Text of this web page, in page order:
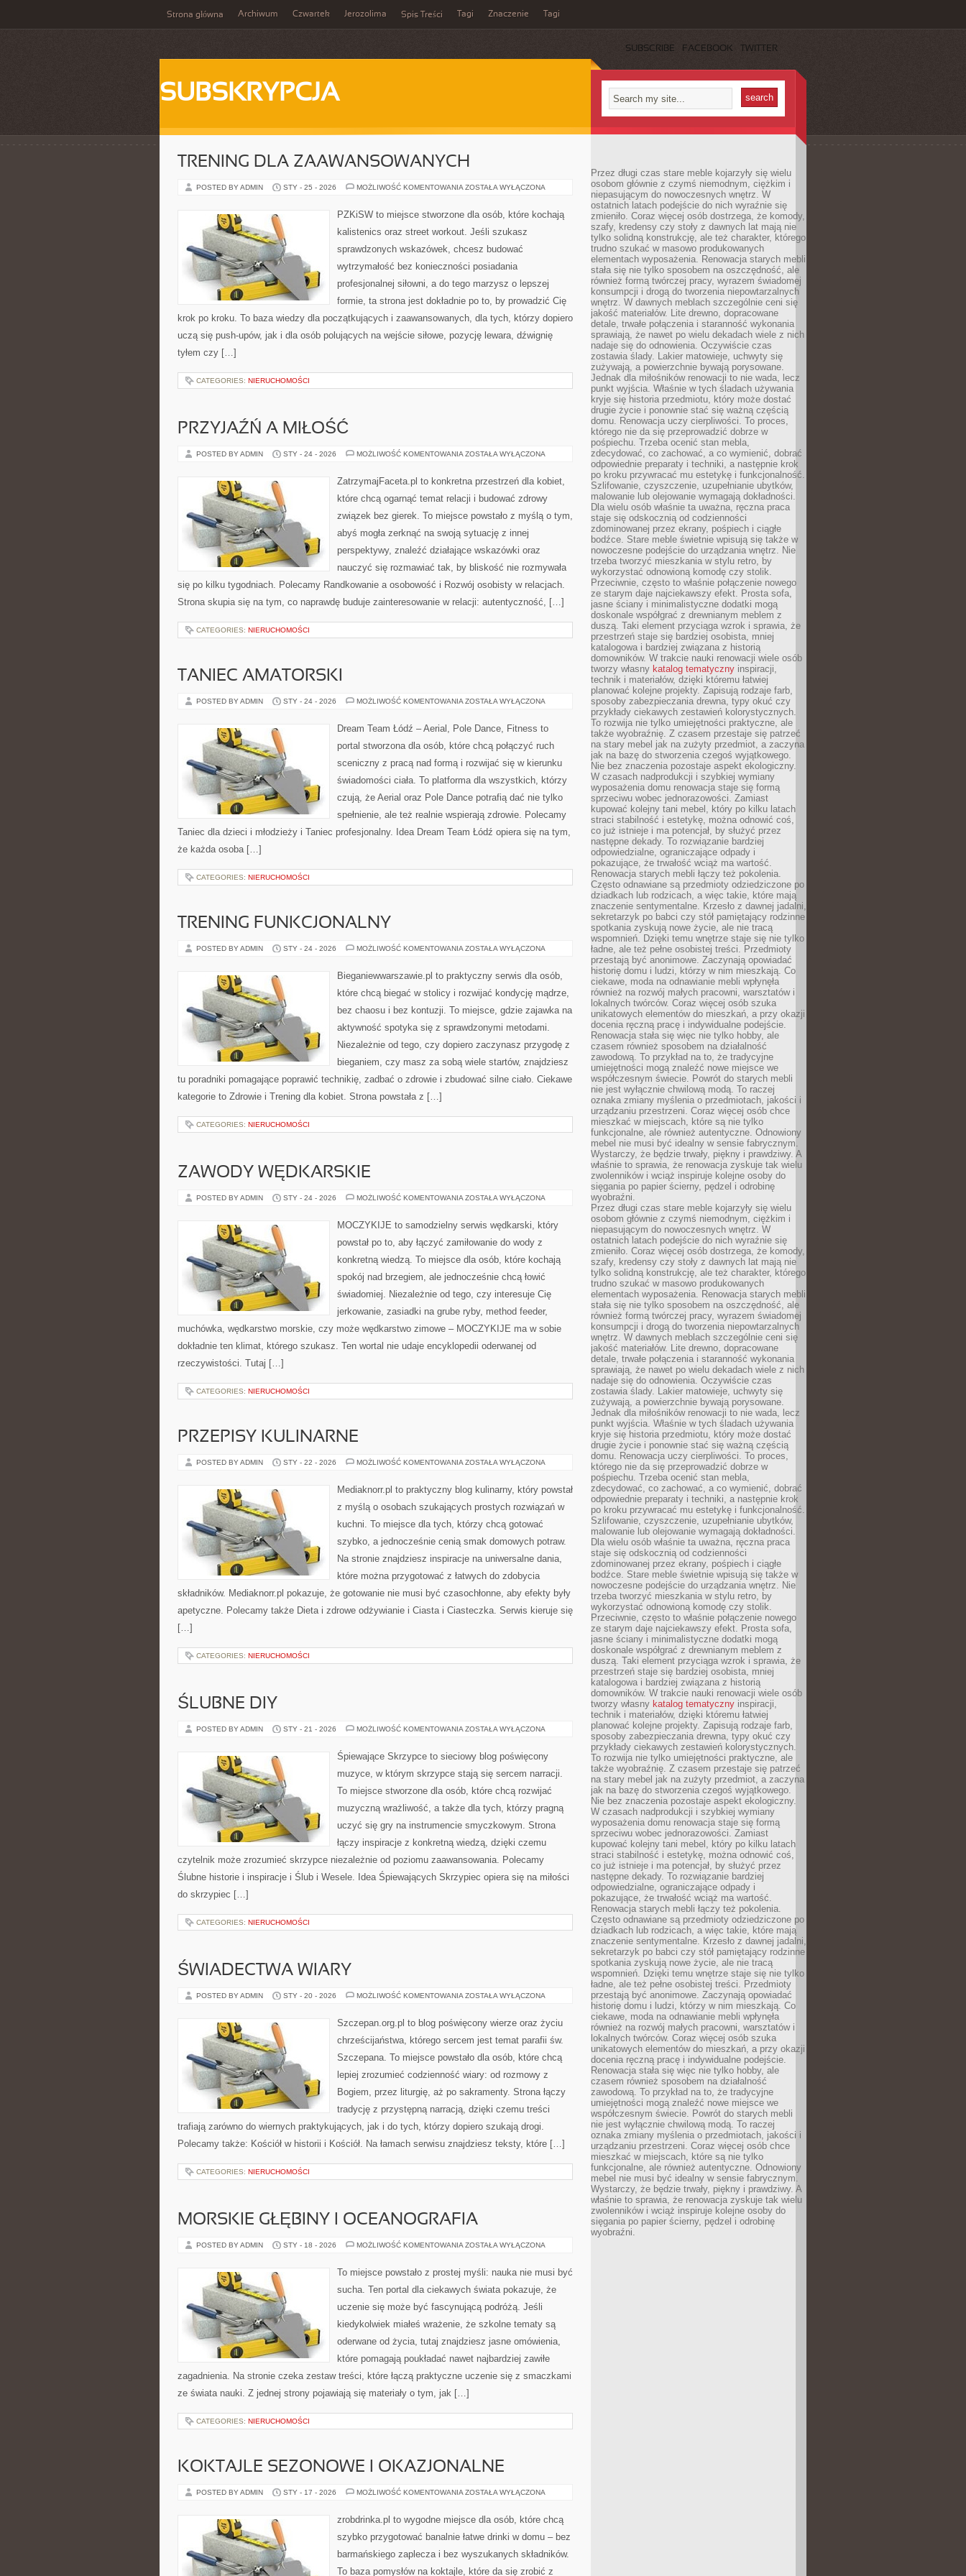
Strona główna Archiwum Czwartek Jerozolima Spis Treści Tagi Znaczenie Tagi
SUBSCRIBE FACEBOOK TWITTER
SUBSKRYPCJA
TRENING DLA ZAAWANSOWANYCH
POSTED BY ADMIN STY - 25 - 2026 MOŻLIWOŚĆ KOMENTOWANIA TRENING
ZOSTAŁA WYŁĄCZONA
PZKiSW to miejsce stworzone dla osób, które kochają
kalistenics oraz street workout. Jeśli szukasz
sprawdzonych wskazówek, chcesz budować
wytrzymałość bez konieczności posiadania
profesjonalnej siłowni, a do tego marzysz o lepszej
formie, ta strona jest dokładnie po to, by prowadzić Cię
krok po kroku. To baza wiedzy dla początkujących i zaawansowanych, dla tych, którzy dopiero
uczą się push-upów, jak i dla osób polujących na wejście siłowe, pozycję lewara, dźwignię
tyłem czy […]
CATEGORIES: NIERUCHOMOŚCI
PRZYJAŹŃ A MIŁOŚĆ
POSTED BY ADMIN STY - 24 - 2026 MOŻLIWOŚĆ KOMENTOWANIA PRZYJAŹŃ
ZOSTAŁA WYŁĄCZONA
ZatrzymajFaceta.pl to konkretna przestrzeń dla kobiet,
które chcą ogarnąć temat relacji i budować zdrowy
związek bez gierek. To miejsce powstało z myślą o tym,
abyś mogła zerknąć na swoją sytuację z innej
perspektywy, znaleźć działające wskazówki oraz
nauczyć się rozmawiać tak, by bliskość nie rozmywała
się po kilku tygodniach. Polecamy Randkowanie a osobowość i Rozwój osobisty w relacjach.
Strona skupia się na tym, co naprawdę buduje zainteresowanie w relacji: autentyczność, […]
CATEGORIES: NIERUCHOMOŚCI
TANIEC AMATORSKI
POSTED BY ADMIN STY - 24 - 2026 MOŻLIWOŚĆ KOMENTOWANIA TANIEC
ZOSTAŁA WYŁĄCZONA
Dream Team Łódź – Aerial, Pole Dance, Fitness to
portal stworzona dla osób, które chcą połączyć ruch
sceniczny z pracą nad formą i rozwijać się w kierunku
świadomości ciała. To platforma dla wszystkich, którzy
czują, że Aerial oraz Pole Dance potrafią dać nie tylko
spełnienie, ale też realnie wspierają zdrowie. Polecamy
Taniec dla dzieci i młodzieży i Taniec profesjonalny. Idea Dream Team Łódź opiera się na tym,
że każda osoba […]
CATEGORIES: NIERUCHOMOŚCI
TRENING FUNKCJONALNY
POSTED BY ADMIN STY - 24 - 2026 MOŻLIWOŚĆ KOMENTOWANIA TRENING
ZOSTAŁA WYŁĄCZONA
Bieganiewwarszawie.pl to praktyczny serwis dla osób,
które chcą biegać w stolicy i rozwijać kondycję mądrze,
bez chaosu i bez kontuzji. To miejsce, gdzie zajawka na
aktywność spotyka się z sprawdzonymi metodami.
Niezależnie od tego, czy dopiero zaczynasz przygodę z
bieganiem, czy masz za sobą wiele startów, znajdziesz
tu poradniki pomagające poprawić technikię, zadbać o zdrowie i zbudować silne ciało. Ciekawe
kategorie to Zdrowie i Trening dla kobiet. Strona powstała z […]
CATEGORIES: NIERUCHOMOŚCI
ZAWODY WĘDKARSKIE
POSTED BY ADMIN STY - 24 - 2026 MOŻLIWOŚĆ KOMENTOWANIA ZAWODY
ZOSTAŁA WYŁĄCZONA
MOCZYKIJE to samodzielny serwis wędkarski, który
powstał po to, aby łączyć zamiłowanie do wody z
konkretną wiedzą. To miejsce dla osób, które kochają
spokój nad brzegiem, ale jednocześnie chcą łowić
świadomiej. Niezależnie od tego, czy interesuje Cię
jerkowanie, zasiadki na grube ryby, method feeder,
muchówka, wędkarstwo morskie, czy może wędkarstwo zimowe – MOCZYKIJE ma w sobie
dokładnie ten klimat, którego szukasz. Ten wortal nie udaje encyklopedii oderwanej od
rzeczywistości. Tutaj […]
CATEGORIES: NIERUCHOMOŚCI
PRZEPISY KULINARNE
POSTED BY ADMIN STY - 22 - 2026 MOŻLIWOŚĆ KOMENTOWANIA PRZEPISY
ZOSTAŁA WYŁĄCZONA
Mediaknorr.pl to praktyczny blog kulinarny, który powstał
z myślą o osobach szukających prostych rozwiązań w
kuchni. To miejsce dla tych, którzy chcą gotować
szybko, a jednocześnie cenią smak domowych potraw.
Na stronie znajdziesz inspiracje na uniwersalne dania,
które można przygotować z łatwych do zdobycia
składników. Mediaknorr.pl pokazuje, że gotowanie nie musi być czasochłonne, aby efekty były
apetyczne. Polecamy także Dieta i zdrowe odżywianie i Ciasta i Ciasteczka. Serwis kieruje się
[…]
CATEGORIES: NIERUCHOMOŚCI
ŚLUBNE DIY
POSTED BY ADMIN STY - 21 - 2026 MOŻLIWOŚĆ KOMENTOWANIA ŚLUBNE
ZOSTAŁA WYŁĄCZONA
Śpiewające Skrzypce to sieciowy blog poświęcony
muzyce, w którym skrzypce stają się sercem narracji.
To miejsce stworzone dla osób, które chcą rozwijać
muzyczną wrażliwość, a także dla tych, którzy pragną
uczyć się gry na instrumencie smyczkowym. Strona
łączy inspiracje z konkretną wiedzą, dzięki czemu
czytelnik może zrozumieć skrzypce niezależnie od poziomu zaawansowania. Polecamy
Ślubne historie i inspiracje i Ślub i Wesele. Idea Śpiewających Skrzypiec opiera się na miłości
do skrzypiec […]
CATEGORIES: NIERUCHOMOŚCI
ŚWIADECTWA WIARY
POSTED BY ADMIN STY - 20 - 2026 MOŻLIWOŚĆ KOMENTOWANIA ŚWIADECTWA
ZOSTAŁA WYŁĄCZONA
Szczepan.org.pl to blog poświęcony wierze oraz życiu
chrześcijaństwa, którego sercem jest temat parafii św.
Szczepana. To miejsce powstało dla osób, które chcą
lepiej zrozumieć codzienność wiary: od rozmowy z
Bogiem, przez liturgię, aż po sakramenty. Strona łączy
tradycję z przystępną narracją, dzięki czemu treści
trafiają zarówno do wiernych praktykujących, jak i do tych, którzy dopiero szukają drogi.
Polecamy także: Kościół w historii i Kościół. Na łamach serwisu znajdziesz teksty, które […]
CATEGORIES: NIERUCHOMOŚCI
MORSKIE GŁĘBINY I OCEANOGRAFIA
POSTED BY ADMIN STY - 18 - 2026 MOŻLIWOŚĆ KOMENTOWANIA MORSKIE
OCEANOGRAFIA
ZOSTAŁA WYŁĄCZONA
To miejsce powstało z prostej myśli: nauka nie musi być
sucha. Ten portal dla ciekawych świata pokazuje, że
uczenie się może być fascynującą podróżą. Jeśli
kiedykolwiek miałeś wrażenie, że szkolne tematy są
oderwane od życia, tutaj znajdziesz jasne omówienia,
które pomagają poukładać nawet najbardziej zawiłe
zagadnienia. Na stronie czeka zestaw treści, które łączą praktyczne uczenie się z smaczkami
ze świata nauki. Z jednej strony pojawiają się materiały o tym, jak […]
CATEGORIES: NIERUCHOMOŚCI
KOKTAJLE SEZONOWE I OKAZJONALNE
POSTED BY ADMIN STY - 17 - 2026 MOŻLIWOŚĆ KOMENTOWANIA KOKTAJLE
OKAZJONALNE
ZOSTAŁA WYŁĄCZONA
zrobdrinka.pl to wygodne miejsce dla osób, które chcą
szybko przygotować banalnie łatwe drinki w domu – bez
barmańskiego zaplecza i bez wyszukanych składników.
To baza pomysłów na koktajle, które da się zrobić z
Przez długi czas stare meble kojarzyły się wielu
osobom głównie z czymś niemodnym, ciężkim i
niepasującym do nowoczesnych wnętrz. W
ostatnich latach podejście do nich wyraźnie się
zmieniło. Coraz więcej osób dostrzega, że komody,
szafy, kredensy czy stoły z dawnych lat mają nie
tylko solidną konstrukcję, ale też charakter, którego
trudno szukać w masowo produkowanych
elementach wyposażenia. Renowacja starych mebli
stała się nie tylko sposobem na oszczędność, ale
również formą twórczej pracy, wyrazem świadomej
konsumpcji i drogą do tworzenia niepowtarzalnych
wnętrz. W dawnych meblach szczególnie ceni się
jakość materiałów. Lite drewno, dopracowane
detale, trwałe połączenia i staranność wykonania
sprawiają, że nawet po wielu dekadach wiele z nich
nadaje się do odnowienia. Oczywiście czas
zostawia ślady. Lakier matowieje, uchwyty się
zużywają, a powierzchnie bywają porysowane.
Jednak dla miłośników renowacji to nie wada, lecz
punkt wyjścia. Właśnie w tych śladach używania
kryje się historia przedmiotu, który może dostać
drugie życie i ponownie stać się ważną częścią
domu. Renowacja uczy cierpliwości. To proces,
którego nie da się przeprowadzić dobrze w
pośpiechu. Trzeba ocenić stan mebla,
zdecydować, co zachować, a co wymienić, dobrać
odpowiednie preparaty i techniki, a następnie krok
po kroku przywracać mu estetykę i funkcjonalność.
Szlifowanie, czyszczenie, uzupełnianie ubytków,
malowanie lub olejowanie wymagają dokładności.
Dla wielu osób właśnie ta uważna, ręczna praca
staje się odskocznią od codzienności
zdominowanej przez ekrany, pośpiech i ciągłe
bodźce. Stare meble świetnie wpisują się także w
nowoczesne podejście do urządzania wnętrz. Nie
trzeba tworzyć mieszkania w stylu retro, by
wykorzystać odnowioną komodę czy stolik.
Przeciwnie, często to właśnie połączenie nowego
ze starym daje najciekawszy efekt. Prosta sofa,
jasne ściany i minimalistyczne dodatki mogą
doskonale współgrać z drewnianym meblem z
duszą. Taki element przyciąga wzrok i sprawia, że
przestrzeń staje się bardziej osobista, mniej
katalogowa i bardziej związana z historią
domowników. W trakcie nauki renowacji wiele osób
tworzy własny katalog tematyczny inspiracji,
technik i materiałów, dzięki któremu łatwiej
planować kolejne projekty. Zapisują rodzaje farb,
sposoby zabezpieczania drewna, typy okuć czy
przykłady ciekawych zestawień kolorystycznych.
To rozwija nie tylko umiejętności praktyczne, ale
także wyobraźnię. Z czasem przestaje się patrzeć
na stary mebel jak na zużyty przedmiot, a zaczyna
jak na bazę do stworzenia czegoś wyjątkowego.
Nie bez znaczenia pozostaje aspekt ekologiczny.
W czasach nadprodukcji i szybkiej wymiany
wyposażenia domu renowacja staje się formą
sprzeciwu wobec jednorazowości. Zamiast
kupować kolejny tani mebel, który po kilku latach
straci stabilność i estetykę, można odnowić coś,
co już istnieje i ma potencjał, by służyć przez
następne dekady. To rozwiązanie bardziej
odpowiedzialne, ograniczające odpady i
pokazujące, że trwałość wciąż ma wartość.
Renowacja starych mebli łączy też pokolenia.
Często odnawiane są przedmioty odziedziczone po
dziadkach lub rodzicach, a więc takie, które mają
znaczenie sentymentalne. Krzesło z dawnej jadalni,
sekretarzyk po babci czy stół pamiętający rodzinne
spotkania zyskują nowe życie, ale nie tracą
wspomnień. Dzięki temu wnętrze staje się nie tylko
ładne, ale też pełne osobistej treści. Przedmioty
przestają być anonimowe. Zaczynają opowiadać
historię domu i ludzi, którzy w nim mieszkają. Co
ciekawe, moda na odnawianie mebli wpłynęła
również na rozwój małych pracowni, warsztatów i
lokalnych twórców. Coraz więcej osób szuka
unikatowych elementów do mieszkań, a przy okazji
docenia ręczną pracę i indywidualne podejście.
Renowacja stała się więc nie tylko hobby, ale
czasem również sposobem na działalność
zawodową. To przykład na to, że tradycyjne
umiejętności mogą znaleźć nowe miejsce we
współczesnym świecie. Powrót do starych mebli
nie jest wyłącznie chwilową modą. To raczej
oznaka zmiany myślenia o przedmiotach, jakości i
urządzaniu przestrzeni. Coraz więcej osób chce
mieszkać w miejscach, które są nie tylko
funkcjonalne, ale również autentyczne. Odnowiony
mebel nie musi być idealny w sensie fabrycznym.
Wystarczy, że będzie trwały, piękny i prawdziwy. A
właśnie to sprawia, że renowacja zyskuje tak wielu
zwolenników i wciąż inspiruje kolejne osoby do
sięgania po papier ścierny, pędzel i odrobinę
wyobraźni.
Przez długi czas stare meble kojarzyły się wielu
osobom głównie z czymś niemodnym, ciężkim i
niepasującym do nowoczesnych wnętrz. W
ostatnich latach podejście do nich wyraźnie się
zmieniło. Coraz więcej osób dostrzega, że komody,
szafy, kredensy czy stoły z dawnych lat mają nie
tylko solidną konstrukcję, ale też charakter, którego
trudno szukać w masowo produkowanych
elementach wyposażenia. Renowacja starych mebli
stała się nie tylko sposobem na oszczędność, ale
również formą twórczej pracy, wyrazem świadomej
konsumpcji i drogą do tworzenia niepowtarzalnych
wnętrz. W dawnych meblach szczególnie ceni się
jakość materiałów. Lite drewno, dopracowane
detale, trwałe połączenia i staranność wykonania
sprawiają, że nawet po wielu dekadach wiele z nich
nadaje się do odnowienia. Oczywiście czas
zostawia ślady. Lakier matowieje, uchwyty się
zużywają, a powierzchnie bywają porysowane.
Jednak dla miłośników renowacji to nie wada, lecz
punkt wyjścia. Właśnie w tych śladach używania
kryje się historia przedmiotu, który może dostać
drugie życie i ponownie stać się ważną częścią
domu. Renowacja uczy cierpliwości. To proces,
którego nie da się przeprowadzić dobrze w
pośpiechu. Trzeba ocenić stan mebla,
zdecydować, co zachować, a co wymienić, dobrać
odpowiednie preparaty i techniki, a następnie krok
po kroku przywracać mu estetykę i funkcjonalność.
Szlifowanie, czyszczenie, uzupełnianie ubytków,
malowanie lub olejowanie wymagają dokładności.
Dla wielu osób właśnie ta uważna, ręczna praca
staje się odskocznią od codzienności
zdominowanej przez ekrany, pośpiech i ciągłe
bodźce. Stare meble świetnie wpisują się także w
nowoczesne podejście do urządzania wnętrz. Nie
trzeba tworzyć mieszkania w stylu retro, by
wykorzystać odnowioną komodę czy stolik.
Przeciwnie, często to właśnie połączenie nowego
ze starym daje najciekawszy efekt. Prosta sofa,
jasne ściany i minimalistyczne dodatki mogą
doskonale współgrać z drewnianym meblem z
duszą. Taki element przyciąga wzrok i sprawia, że
przestrzeń staje się bardziej osobista, mniej
katalogowa i bardziej związana z historią
domowników. W trakcie nauki renowacji wiele osób
tworzy własny katalog tematyczny inspiracji,
technik i materiałów, dzięki któremu łatwiej
planować kolejne projekty. Zapisują rodzaje farb,
sposoby zabezpieczania drewna, typy okuć czy
przykłady ciekawych zestawień kolorystycznych.
To rozwija nie tylko umiejętności praktyczne, ale
także wyobraźnię. Z czasem przestaje się patrzeć
na stary mebel jak na zużyty przedmiot, a zaczyna
jak na bazę do stworzenia czegoś wyjątkowego.
Nie bez znaczenia pozostaje aspekt ekologiczny.
W czasach nadprodukcji i szybkiej wymiany
wyposażenia domu renowacja staje się formą
sprzeciwu wobec jednorazowości. Zamiast
kupować kolejny tani mebel, który po kilku latach
straci stabilność i estetykę, można odnowić coś,
co już istnieje i ma potencjał, by służyć przez
następne dekady. To rozwiązanie bardziej
odpowiedzialne, ograniczające odpady i
pokazujące, że trwałość wciąż ma wartość.
Renowacja starych mebli łączy też pokolenia.
Często odnawiane są przedmioty odziedziczone po
dziadkach lub rodzicach, a więc takie, które mają
znaczenie sentymentalne. Krzesło z dawnej jadalni,
sekretarzyk po babci czy stół pamiętający rodzinne
spotkania zyskują nowe życie, ale nie tracą
wspomnień. Dzięki temu wnętrze staje się nie tylko
ładne, ale też pełne osobistej treści. Przedmioty
przestają być anonimowe. Zaczynają opowiadać
historię domu i ludzi, którzy w nim mieszkają. Co
ciekawe, moda na odnawianie mebli wpłynęła
również na rozwój małych pracowni, warsztatów i
lokalnych twórców. Coraz więcej osób szuka
unikatowych elementów do mieszkań, a przy okazji
docenia ręczną pracę i indywidualne podejście.
Renowacja stała się więc nie tylko hobby, ale
czasem również sposobem na działalność
zawodową. To przykład na to, że tradycyjne
umiejętności mogą znaleźć nowe miejsce we
współczesnym świecie. Powrót do starych mebli
nie jest wyłącznie chwilową modą. To raczej
oznaka zmiany myślenia o przedmiotach, jakości i
urządzaniu przestrzeni. Coraz więcej osób chce
mieszkać w miejscach, które są nie tylko
funkcjonalne, ale również autentyczne. Odnowiony
mebel nie musi być idealny w sensie fabrycznym.
Wystarczy, że będzie trwały, piękny i prawdziwy. A
właśnie to sprawia, że renowacja zyskuje tak wielu
zwolenników i wciąż inspiruje kolejne osoby do
sięgania po papier ścierny, pędzel i odrobinę
wyobraźni.